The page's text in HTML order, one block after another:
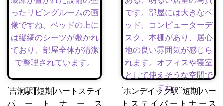
[吉洞駅][短期]ハートステイ
パートナース
[ホンデイック駅][短期]ハー
トステイパートナース